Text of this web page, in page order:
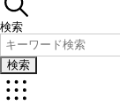
検索
検索